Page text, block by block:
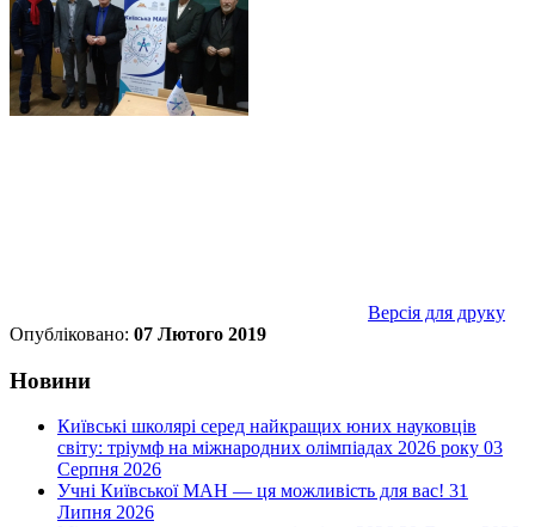
Версія для друку
Опубліковано: 07 Лютого 2019
Новини
Київські школярі серед найкращих юних науковців
світу: тріумф на міжнародних олімпіадах 2026 року 03
Серпня 2026
Учні Київської МАН — ця можливість для вас! 31
Липня 2026